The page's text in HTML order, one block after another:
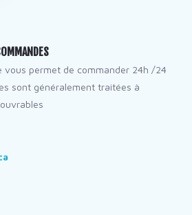
vous permet de commander 24h /24
sont généralement traitées à